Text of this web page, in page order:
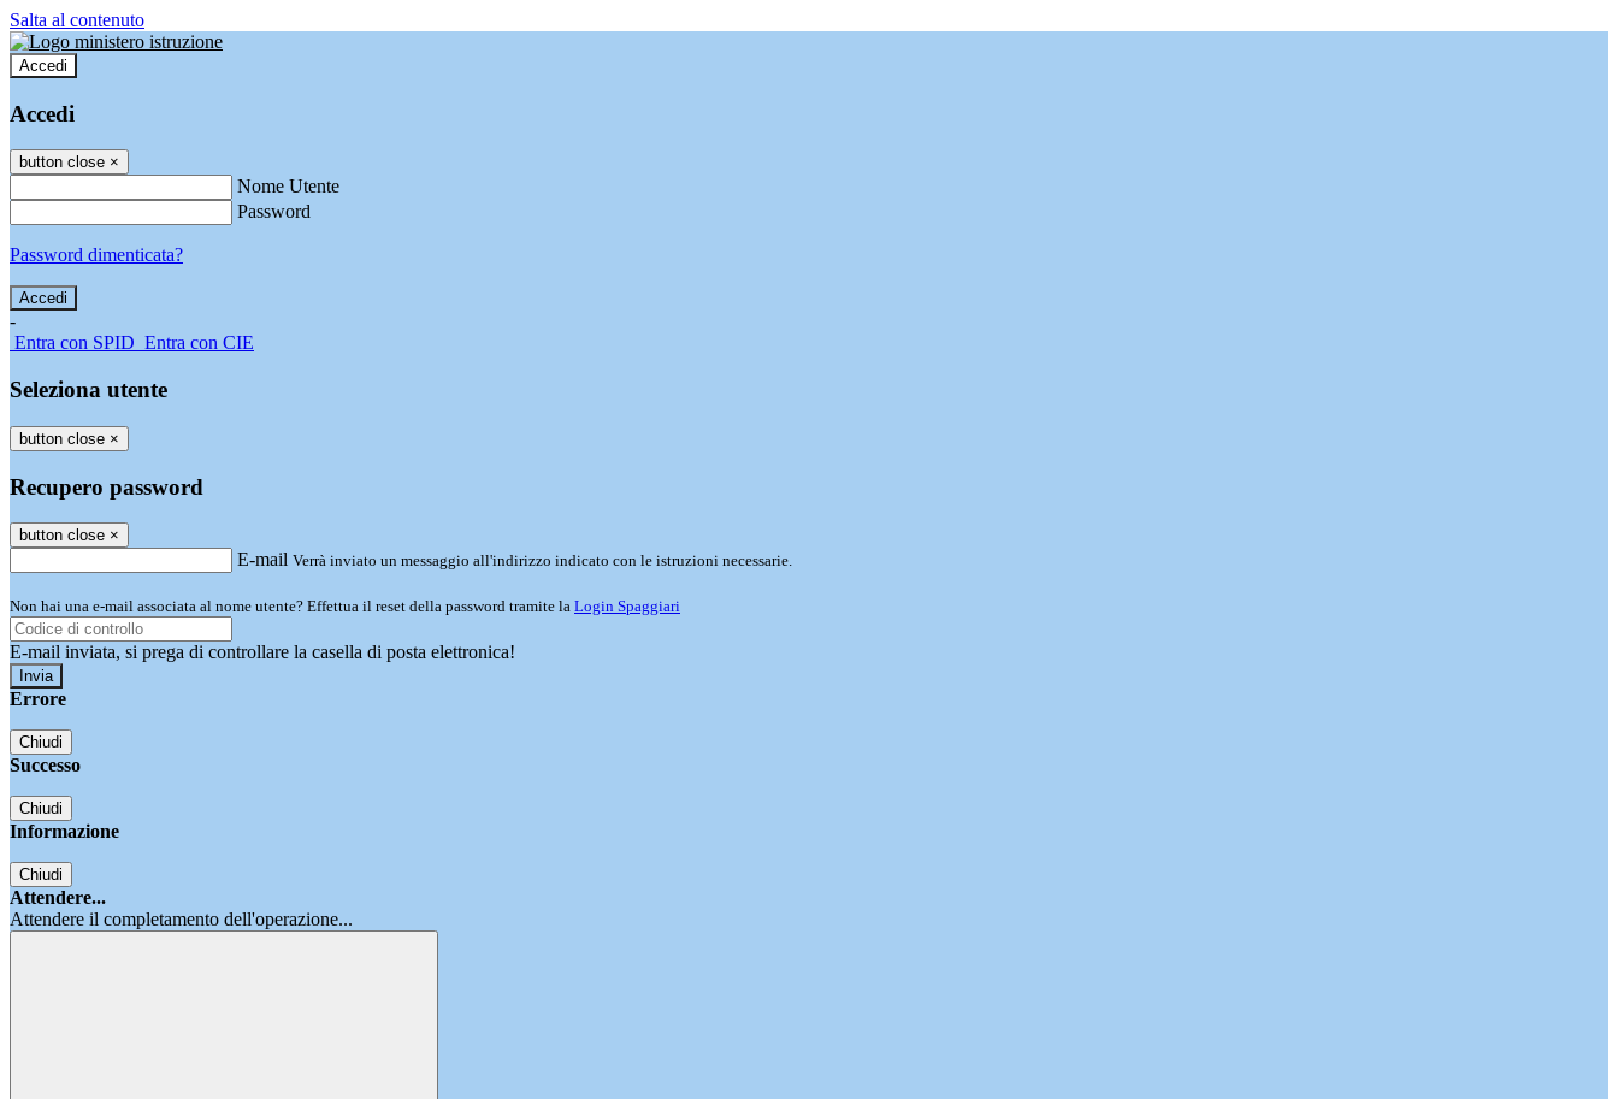
Salta al contenuto
Accedi
Accedi
button close ×
Nome Utente
Password
Password dimenticata?
-
Entra con SPID Entra con CIE
Seleziona utente
button close ×
Recupero password
button close ×
E-mail Verrà inviato un messaggio all'indirizzo indicato con le istruzioni necessarie.
Non hai una e-mail associata al nome utente? Effettua il reset della password tramite la Login Spaggiari
E-mail inviata, si prega di controllare la casella di posta elettronica!
Errore
Chiudi
Successo
Chiudi
Informazione
Chiudi
Attendere...
Attendere il completamento dell'operazione...